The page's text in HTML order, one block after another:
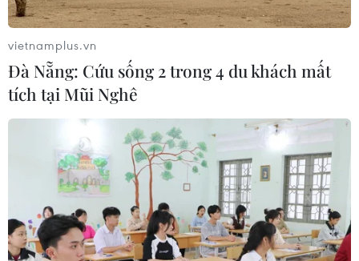
vietnamplus.vn
Đà Nẵng: Cứu sống 2 trong 4 du khách mất
tích tại Mũi Nghê